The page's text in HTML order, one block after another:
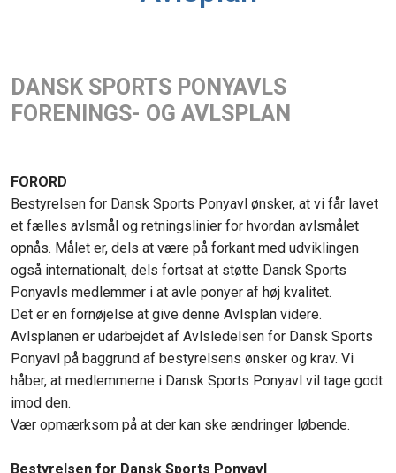
DANSK SPORTS PONYAVLS
FORENINGS- OG AVLSPLAN
FORORD
Bestyrelsen for Dansk Sports Ponyavl ønsker, at vi får lavet
et fælles avlsmål og retningslinier for hvordan avlsmålet
opnås. Målet er, dels at være på forkant med udviklingen
også internationalt, dels fortsat at støtte Dansk Sports
Ponyavls medlemmer i at avle ponyer af høj kvalitet.
​Det er en fornøjelse at give denne Avlsplan videre.
Avlsplanen er udarbejdet af Avlsledelsen for Dansk Sports
Ponyavl på baggrund af bestyrelsens ønsker og krav. Vi
håber, at medlemmerne i Dansk Sports Ponyavl vil tage godt
imod den.
​Vær opmærksom på at der kan ske ændringer løbende.
Bestyrelsen for Dansk Sports Ponyavl